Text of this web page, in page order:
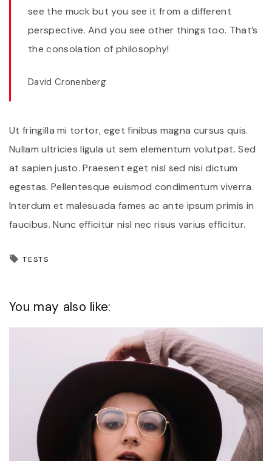
see the muck but you see it from a different
perspective. And you see other things too. That’s
the consolation of philosophy!
David Cronenberg
Ut fringilla mi tortor, eget finibus magna cursus quis.
Nullam ultricies ligula ut sem elementum volutpat. Sed
at sapien justo. Praesent eget nisl sed nisi dictum
egestas. Pellentesque euismod condimentum viverra.
Interdum et malesuada fames ac ante ipsum primis in
faucibus. Nunc efficitur nisl nec risus varius efficitur.
TESTS
You may also like: